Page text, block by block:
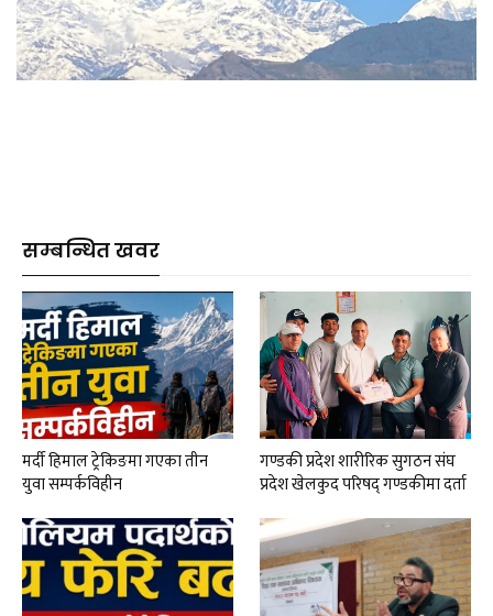
सम्बन्धित खवर
मर्दी हिमाल ट्रेकिङमा गएका तीन
युवा सम्पर्कविहीन
गण्डकी प्रदेश शारीरिक सुगठन संघ
प्रदेश खेलकुद परिषद् गण्डकीमा दर्ता